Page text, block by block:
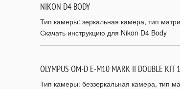
NIKON D4 BODY
Тип камеры: зеркальная камера, тип
Скачать инструкцию для Nikon D4 Body
OLYMPUS OM-D E-M10 MARK II DOUBLE
Тип камеры: беззеркальная камера, тип